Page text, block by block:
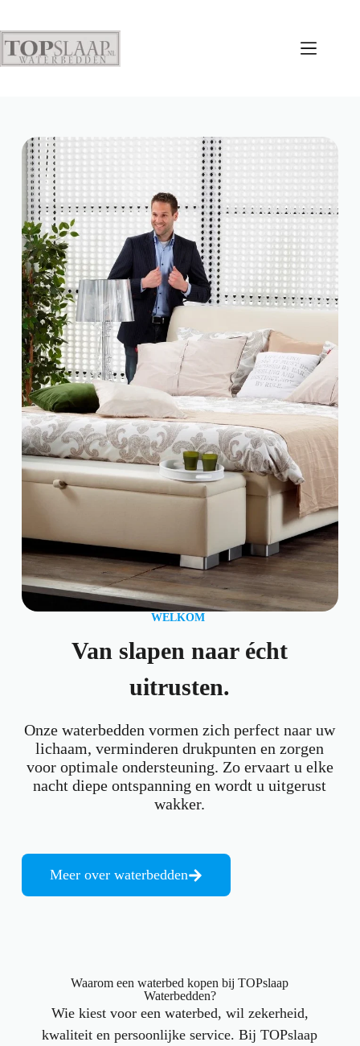
WELKOM
Van slapen naar écht
uitrusten.
Onze waterbedden vormen zich perfect naar uw
lichaam, verminderen drukpunten en zorgen
voor optimale ondersteuning. Zo ervaart u elke
nacht diepe ontspanning en wordt u uitgerust
wakker.
Meer over waterbedden
Waarom een waterbed kopen bij TOPslaap
Waterbedden?
Wie kiest voor een waterbed, wil zekerheid,
kwaliteit en persoonlijke service. Bij TOPslaap